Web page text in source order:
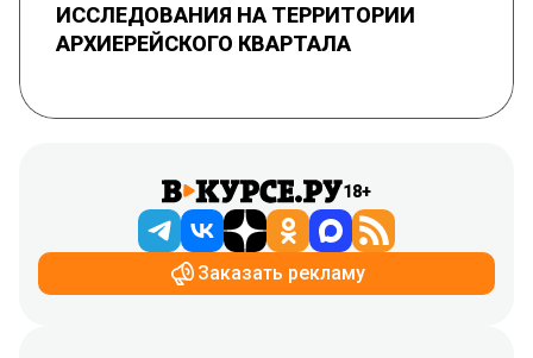
ИССЛЕДОВАНИЯ НА ТЕРРИТОРИИ
АРХИЕРЕЙСКОГО КВАРТАЛА
18+
Заказать рекламу